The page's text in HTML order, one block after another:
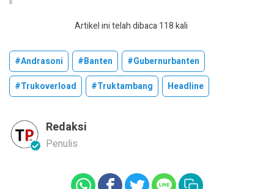
Artikel ini telah dibaca 118 kali
#andrasoni #banten
#gubernurbanten
#trukoverload
#truktambang Headline
Redaksi
Penulis